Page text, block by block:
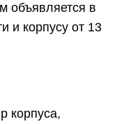
объявляется в
и корпусу от 13
корпуса,